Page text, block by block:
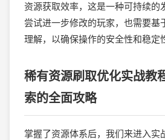
资源获取效率，这是一种可持续的
尝试进一步修改的玩家，也需要基
理解，以确保操作的安全性和稳定
稀有资源刷取优化实战教
索的全面攻略
掌握了资源体系后，我们来进入实